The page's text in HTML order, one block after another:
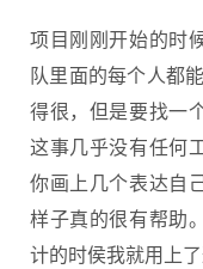
项目刚刚开始的时
队里面的每个人都
得很，但是要找一
这事几乎没有任何
你画上几个表达自
样子真的很有帮助
计的时侯我就用上了